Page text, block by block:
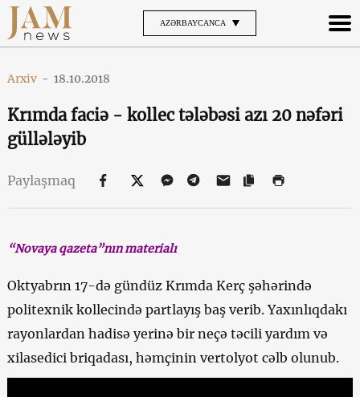
AZƏRBAYCANCA
Arxiv - 18.10.2018
Krımda faciə - kollec tələbəsi azı 20 nəfəri
güllələyib
Paylaşmaq
“Novaya qazeta”nın materialı
Oktyabrın 17-də gündüz Krımda Kerç şəhərində
politexnik kollecində partlayış baş verib. Yaxınlıqdakı
rayonlardan hadisə yerinə bir neçə təcili yardım və
xilasedici briqadası, həmçinin vertolyot cəlb olunub.